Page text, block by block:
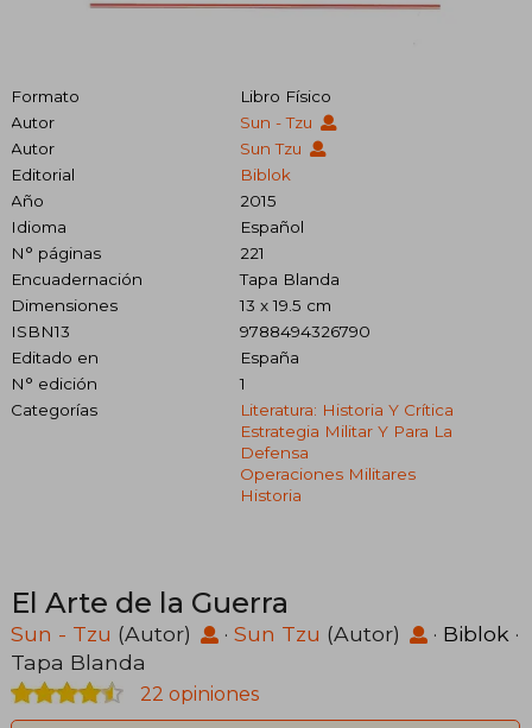
Formato
Libro Físico
Autor
Sun - Tzu
Autor
Sun Tzu
Editorial
Biblok
Año
2015
Idioma
Español
N° páginas
221
Encuadernación
Tapa Blanda
Dimensiones
13 x 19.5 cm
ISBN13
9788494326790
Editado en
España
N° edición
1
Categorías
Literatura: Historia Y Crítica
Estrategia Militar Y Para La
Defensa
Operaciones Militares
Historia
El Arte de la Guerra
Sun - Tzu (Autor) · Sun Tzu (Autor) · Biblok ·
Tapa Blanda
22 opiniones